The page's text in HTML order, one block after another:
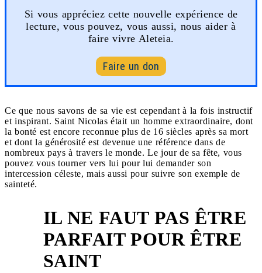
Si vous appréciez cette nouvelle expérience de
lecture, vous pouvez, vous aussi, nous aider à
faire vivre Aleteia.
Faire un don
Ce que nous savons de sa vie est cependant à la fois instructif
et inspirant. Saint Nicolas était un homme extraordinaire, dont
la bonté est encore reconnue plus de 16 siècles après sa mort
et dont la générosité est devenue une référence dans de
nombreux pays à travers le monde. Le jour de sa fête, vous
pouvez vous tourner vers lui pour lui demander son
intercession céleste, mais aussi pour suivre son exemple de
sainteté.
IL NE FAUT PAS ÊTRE
PARFAIT POUR ÊTRE
SAINT